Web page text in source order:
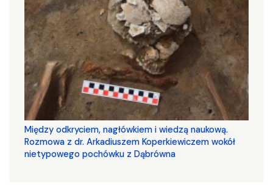
Między odkryciem, nagłówkiem i wiedzą naukową.
Rozmowa z dr. Arkadiuszem Koperkiewiczem wokół
nietypowego pochówku z Dąbrówna